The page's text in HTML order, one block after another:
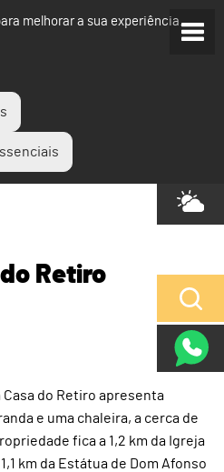
melhorar a sua experiência.
Retiro
Casa do Retiro apresenta
e uma chaleira, a cerca de
fica a 1,2 km da Igreja
km da Estátua de Dom Afonso